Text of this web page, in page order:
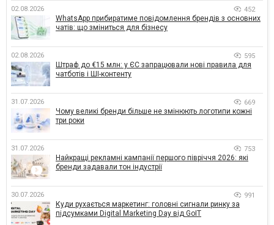
02.08.2026 452
WhatsApp прибиратиме повідомлення брендів з основних
чатів: що зміниться для бізнесу
02.08.2026 595
Штраф до €15 млн: у ЄС запрацювали нові правила для
чатботів і ШІ-контенту
31.07.2026 669
Чому великі бренди більше не змінюють логотипи кожні
три роки
31.07.2026 753
Найкращі рекламні кампанії першого півріччя 2026: які
бренди задавали тон індустрії
30.07.2026 991
Куди рухається маркетинг: головні сигнали ринку за
підсумками Digital Marketing Day від GoIT